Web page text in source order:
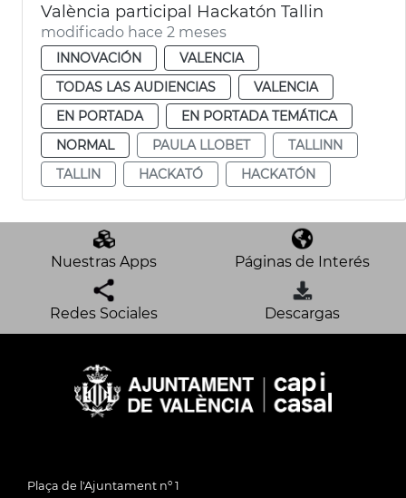
València participal Hackatón Tallin
modificado hace 2 meses
INNOVACIÓN
VALENCIA
TODAS LAS AUDIENCIAS
VALENCIA
EN PORTADA
EN PORTADA TEMÁTICA
NORMAL
PAULA LLOBET
TALLINN
TALLIN
HACKATÓ HACKATÓN
Nuestras Apps Páginas de Interés
Redes Sociales Descargas
Plaça de l'Ajuntament nº 1